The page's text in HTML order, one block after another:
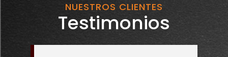
NUESTROS CLIENTES
Testimonios